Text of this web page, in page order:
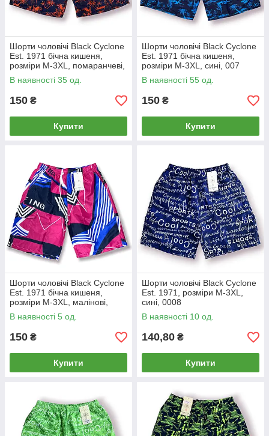
Шорти чоловічі Black Cyclone
Est. 1971 бічна кишеня,
розміри M-3XL, помаранчеві,
007
В наявності 35 од.
150 ₴
Купити
Шорти чоловічі Black Cyclone
Est. 1971 бічна кишеня,
розміри M-3XL, сині, 007
В наявності 55 од.
150 ₴
Купити
Шорти чоловічі Black Cyclone
Est. 1971 бічна кишеня,
розміри M-3XL, малінові,
0007
В наявності 5 од.
150 ₴
Купити
Шорти чоловічі Black Cyclone
Est. 1971, розміри M-3XL,
сині, 0008
В наявності 10 од.
140,80 ₴
Купити